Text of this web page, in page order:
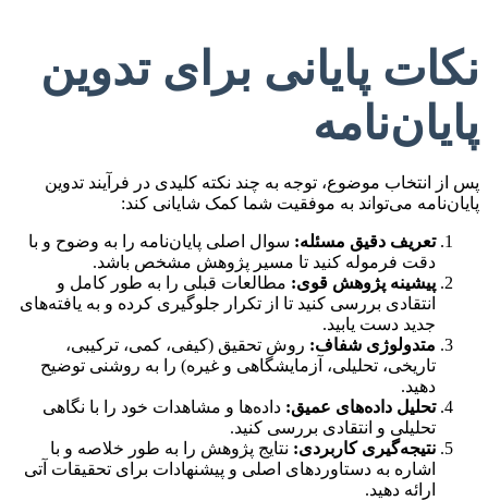
نکات پایانی برای تدوین
پایان‌نامه
پس از انتخاب موضوع، توجه به چند نکته کلیدی در فرآیند تدوین
پایان‌نامه می‌تواند به موفقیت شما کمک شایانی کند:
تعریف دقیق مسئله: سوال اصلی پایان‌نامه را به وضوح و با
دقت فرموله کنید تا مسیر پژوهش مشخص باشد.
پیشینه پژوهش قوی: مطالعات قبلی را به طور کامل و
انتقادی بررسی کنید تا از تکرار جلوگیری کرده و به یافته‌های
جدید دست یابید.
متدولوژی شفاف: روش تحقیق (کیفی، کمی، ترکیبی،
تاریخی، تحلیلی، آزمایشگاهی و غیره) را به روشنی توضیح
دهید.
تحلیل داده‌های عمیق: داده‌ها و مشاهدات خود را با نگاهی
تحلیلی و انتقادی بررسی کنید.
نتیجه‌گیری کاربردی: نتایج پژوهش را به طور خلاصه و با
اشاره به دستاوردهای اصلی و پیشنهادات برای تحقیقات آتی
ارائه دهید.